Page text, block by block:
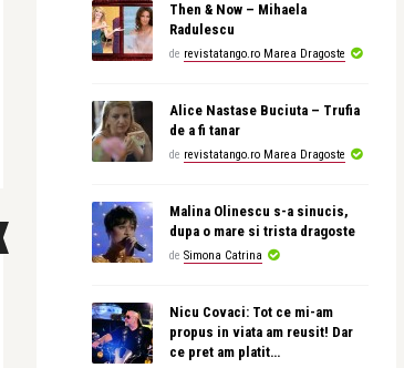
Then & Now – Mihaela
Radulescu
de revistatango.ro Marea Dragoste
Alice Nastase Buciuta – Trufia
de a fi tanar
de revistatango.ro Marea Dragoste
Malina Olinescu s-a sinucis,
dupa o mare si trista dragoste
de Simona Catrina
Nicu Covaci: Tot ce mi-am
propus in viata am reusit! Dar
ce pret am platit…